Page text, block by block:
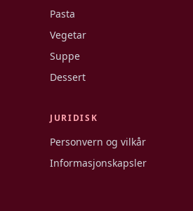
Pasta
Vegetar
Suppe
Dessert
JURIDISK
Personvern og vilkår
Informasjonskapsler